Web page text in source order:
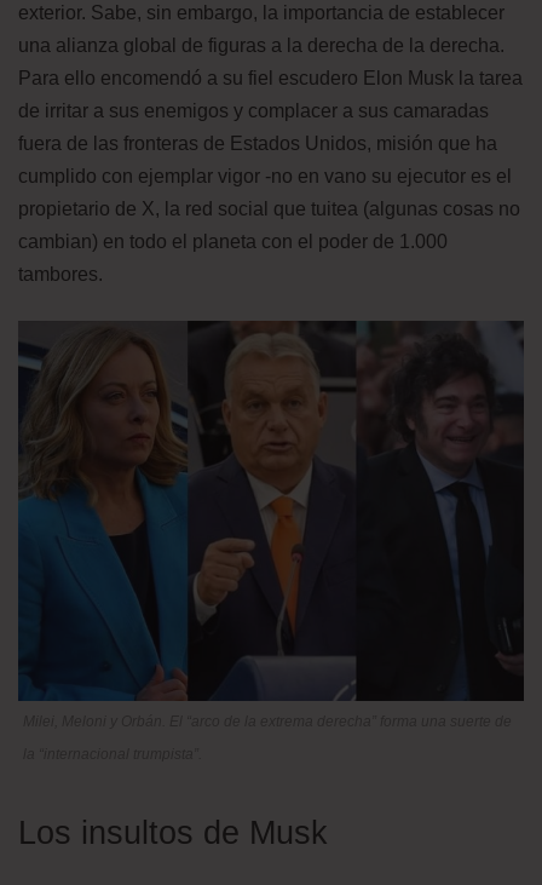
exterior. Sabe, sin embargo, la importancia de establecer
una alianza global de figuras a la derecha de la derecha.
Para ello encomendó a su fiel escudero Elon Musk la tarea
de irritar a sus enemigos y complacer a sus camaradas
fuera de las fronteras de Estados Unidos, misión que ha
cumplido con ejemplar vigor -no en vano su ejecutor es el
propietario de X, la red social que tuitea (algunas cosas no
cambian) en todo el planeta con el poder de 1.000
tambores.
Los insultos de Musk